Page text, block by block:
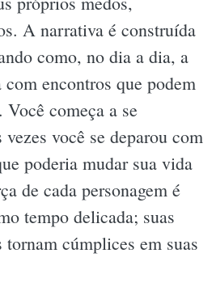
A narrativa é construída
como, no dia a dia, a
encontros que podem
começa a se
você se deparou com
poderia mudar sua vida
de cada personagem é
tempo delicada; suas
cúmplices em suas